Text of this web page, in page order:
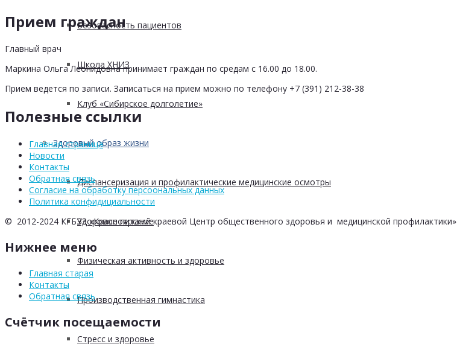
Безопасность пациентов
Школа ХНИЗ
Клуб «Сибирское долголетие»
Здоровый образ жизни
Диспансеризация и профилактические медицинские осмотры
Здоровое питание
Физическая активность и здоровье
Производственная гимнастика
Стресс и здоровье
Прием граждан
Главный врач
Маркина Ольга Леонидовна принимает граждан по средам с 16.00 до 18.00.
Прием ведется по записи. Записаться на прием можно по телефону +7 (391) 212-38-38
Полезные ссылки
Главная страница
Новости
Контакты
Обратная связь
Согласие на обработку персоональных данных
Политика конфидициальности
© 2012-2024 КГБУЗ «Красноярский краевой Центр общественного здоровья и медицинской профилактики»
Нижнее меню
Главная старая
Контакты
Обратная связь
Счётчик посещаемости